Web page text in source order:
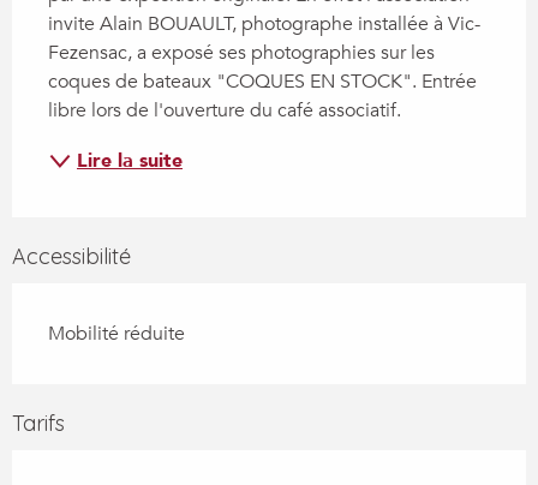
invite Alain BOUAULT, photographe installée à Vic-
Fezensac, a exposé ses photographies sur les
coques de bateaux "COQUES EN STOCK". Entrée
libre lors de l'ouverture du café associatif.
Lire la suite
Accessibilité
Mobilité réduite
Tarifs